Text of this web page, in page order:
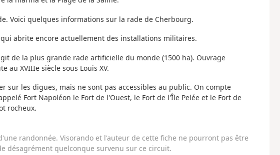
Voici quelques informations sur la rade de Cherbourg.
abrite encore actuellement des installations militaires.
de la plus grande rade artificielle du monde (1500 ha). Ouvrage
au XVIIIe siècle sous Louis XV.
sur les digues, mais ne sont pas accessibles au public. On compte
Fort Napoléon le Fort de l'Ouest, le Fort de l'Île Pelée et le Fort de
rocheux.
randonnée. Visorando et l'auteur de cette fiche ne pourront pas être
désagrément quelconque survenu sur ce circuit.